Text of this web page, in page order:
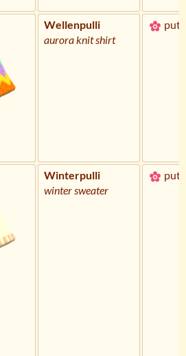
Wellenpulli
aurora knit shirt
Winterpulli
winter sweater